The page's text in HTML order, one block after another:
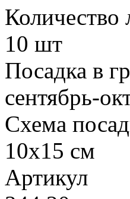
Количество
10 шт
Посадка в
сентябрь-
Схема
10х15 см
Артикул